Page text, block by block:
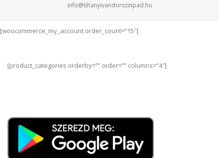
info@tihanyivandorszinpad.hu
[woocommerce_my_account order_count=”15″]
[product_categories orderby=”” order=”” columns=”4″]